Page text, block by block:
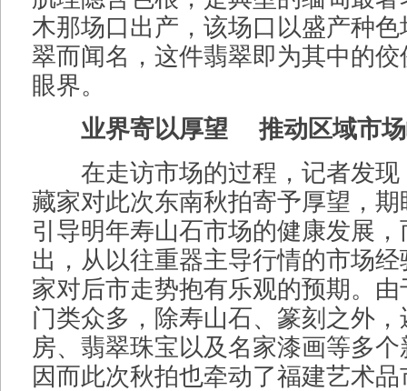
木那场口出产，该场口以盛产种
翠而闻名，这件翡翠即为其中的
眼界。
业界寄以厚望 推动区域市
在走访市场的过程，记者发现
藏家对此次东南秋拍寄予厚望，
引导明年寿山石市场的健康发展
出，从以往重器主导行情的市场
家对后市走势抱有乐观的预期。
门类众多，除寿山石、篆刻之外
房、翡翠珠宝以及名家漆画等多
因而此次秋拍也牵动了福建艺术